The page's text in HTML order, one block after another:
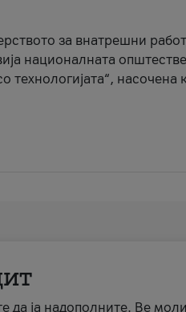
за внатрешни
националната
технологијата“, насочена
да ја надополните. Ве